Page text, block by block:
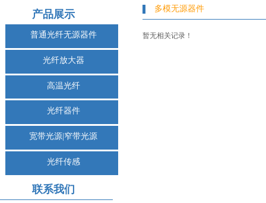
多模无源器件
产品展示
普通光纤无源器件
光纤放大器
高温光纤
光纤器件
宽带光源|窄带光源
光纤传感
暂无相关记录！
联系我们